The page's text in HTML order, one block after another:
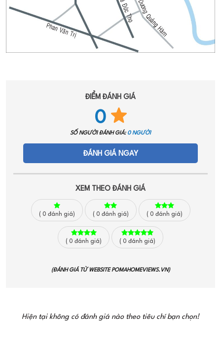
ĐIỂM ĐÁNH GIÁ
0
SỐ NGƯỜI ĐÁNH GIÁ: 0 NGƯỜI
ĐÁNH GIÁ NGAY
XEM THEO ĐÁNH GIÁ
( 0 đánh giá) ( 0 đánh giá) ( 0 đánh giá)
( 0 đánh giá) ( 0 đánh giá)
(ĐÁNH GIÁ TỪ WEBSITEPOMAHOMEVIEWS.VN)
Hiện tại không có đánh giá nào theo tiêu chí bạn chọn!